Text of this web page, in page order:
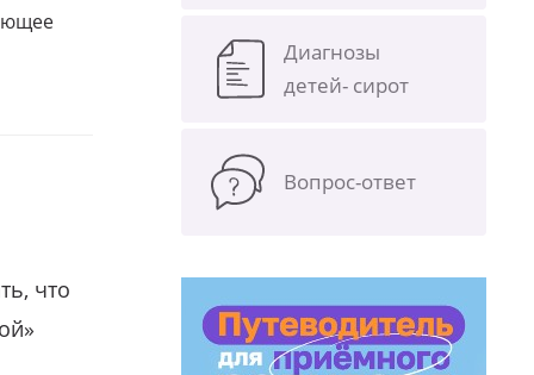
что
Диагнозы
детей- сирот
Вопрос-ответ